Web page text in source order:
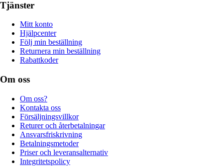
Tjänster
Mitt konto
Hjälpcenter
Följ min beställning
Returnera min beställning
Rabattkoder
Om oss
Om oss?
Kontakta oss
Försäljningsvillkor
Returer och återbetalningar
Ansvarsfriskrivning
Betalningsmetoder
Priser och leveransalternativ
Integritetspolicy